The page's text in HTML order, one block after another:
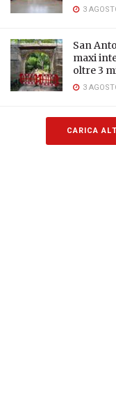
3
San
maxi
oltre 3
3
CARICA